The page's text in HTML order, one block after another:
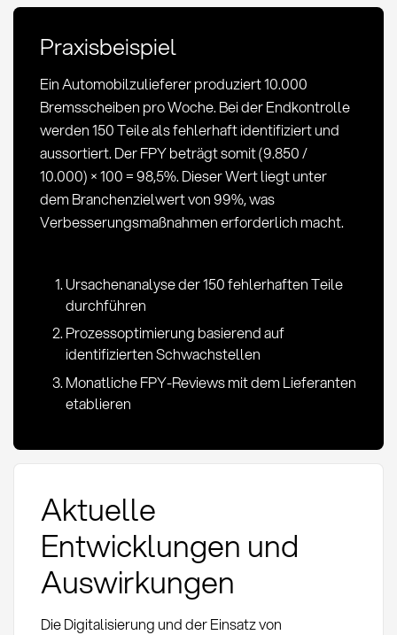
Berechnung
und
Anwendung
Praxisbeispiel
Ein Automobilzulieferer produziert 10.000
Bremsscheiben pro Woche. Bei der Endkontrolle
werden 150 Teile als fehlerhaft identifiziert und
aussortiert. Der FPY beträgt somit (9.850 /
10.000) × 100 = 98,5%. Dieser Wert liegt unter
dem Branchenzielwert von 99%, was
Verbesserungsmaßnahmen erforderlich macht.
Ursachenanalyse der 150 fehlerhaften Teile
durchführen
Prozessoptimierung basierend auf
identifizierten Schwachstellen
Monatliche FPY-Reviews mit dem Lieferanten
etablieren
Aktuelle
Entwicklungen und
Auswirkungen
Die Digitalisierung und der Einsatz von